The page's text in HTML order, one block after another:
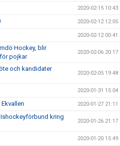
2020-02-15 10:43
2020-02-12 12:05
2020-02-12 00:41
Hockey, blir
pojkar
2020-02-06 20:17
och kandidater
2020-02-05 19:48
2020-01-31 15:04
2020-01-27 21:11
kring
2020-01-26 21:17
2020-01-20 15:49